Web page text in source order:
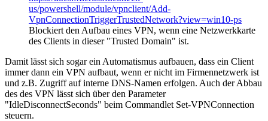
us/powershell/module/vpnclient/Add-
VpnConnectionTriggerTrustedNetwork?view=win10-ps
Blockiert den Aufbau eines VPN, wenn eine Netzwerkkarte
des Clients in dieser "Trusted Domain" ist.
Damit lässt sich sogar ein Automatismus aufbauen, dass ein Client
immer dann ein VPN aufbaut, wenn er nicht im Firmennetzwerk ist
und z.B. Zugriff auf interne DNS-Namen erfolgen. Auch der Abbau
des des VPN lässt sich über den Parameter
"IdleDisconnectSeconds" beim Commandlet Set-VPNConnection
steuern.